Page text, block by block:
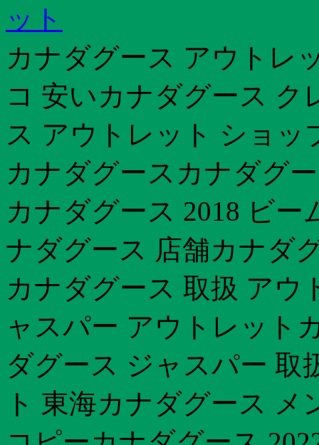
ット
カナダグース アウトレ
コ 安いカナダグース ク
ス アウトレット ショ
カナダグースカナダグ
カナダグース 2018 ビ
ナダグース 店舗カナダ
カナダグース 取扱 アウ
ャスパー アウトレット
ダグース ジャスパー 取
ト 東海カナダグース